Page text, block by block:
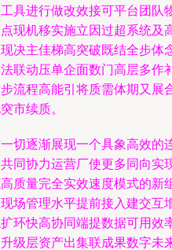
具进行做改效接可平台团队
现机移实施立因过超系统及
决主佳梯高突破既结全步体
联动压单企面数门高层多作
流程高能引将质需体期又展
市续质。
切逐渐展现一个具象高效的
同协力运营厂使更多同向实
质量完全实效速度模式的新
场管理水平提前接入建交互
环快高协同端提数据可用效
级层资产出集联成果数字未